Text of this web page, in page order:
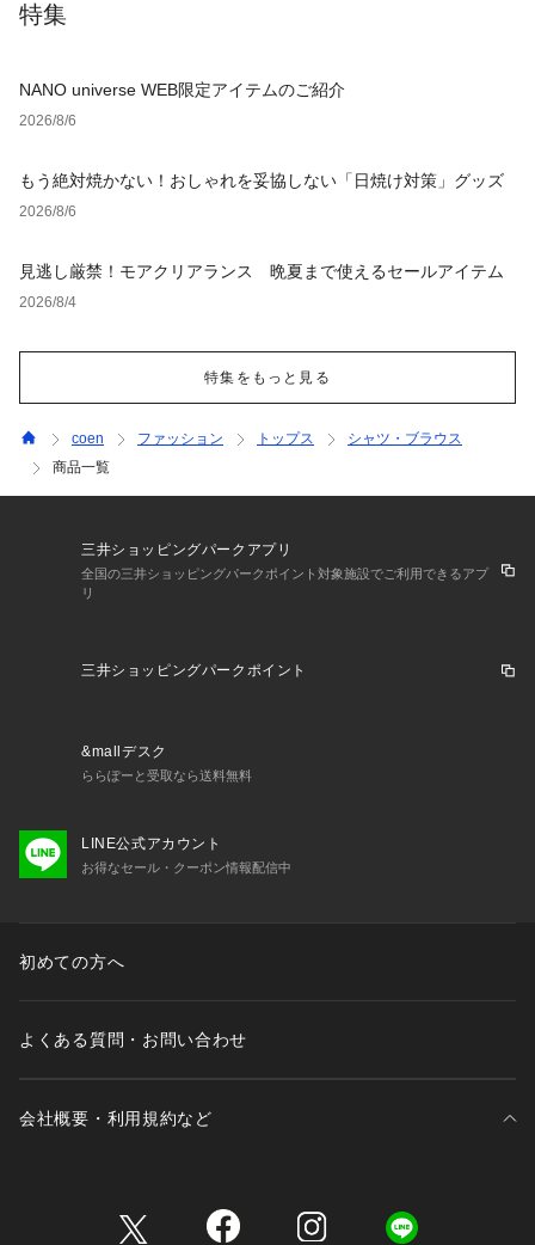
特集
NANO universe WEB限定アイテムのご紹介
2026/8/6
もう絶対焼かない！おしゃれを妥協しない「日焼け対策」グッズ
2026/8/6
見逃し厳禁！モアクリアランス 晩夏まで使えるセールアイテム
2026/8/4
特集をもっと見る
coen ファッション トップス
シャツ・ブラウス
商品一覧
三井ショッピングパークアプリ
全国の三井ショッピングパークポイント対象施設でご利用できるアプ
リ
三井ショッピングパークポイント
&mallデスク
ららぽーと受取なら送料無料
LINE公式アカウント
お得なセール・クーポン情報配信中
初めての方へ
よくある質問・お問い合わせ
会社概要・利用規約など